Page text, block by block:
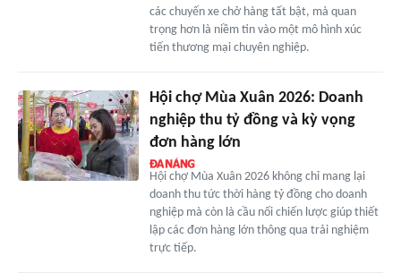
các chuyến xe chở hàng tất bật, mà quan
trọng hơn là niềm tin vào một mô hình xúc
tiến thương mại chuyên nghiệp.
Hội chợ Mùa Xuân 2026: Doanh
nghiệp thu tỷ đồng và kỳ vọng
đơn hàng lớn
Hội chợ Mùa Xuân 2026 không chỉ mang lại
doanh thu tức thời hàng tỷ đồng cho doanh
nghiệp mà còn là cầu nối chiến lược giúp thiết
lập các đơn hàng lớn thông qua trải nghiệm
trực tiếp.